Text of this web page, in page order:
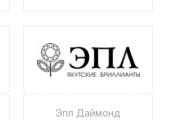
Эпл Даймонд